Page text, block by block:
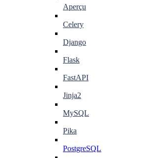
Aperçu
Celery
Django
Flask
FastAPI
Jinja2
MySQL
Pika
PostgreSQL